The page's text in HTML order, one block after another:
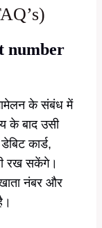
number
के संबंध में
के बाद उसी
कार्ड,
रख सकेंगे।
नंबर और